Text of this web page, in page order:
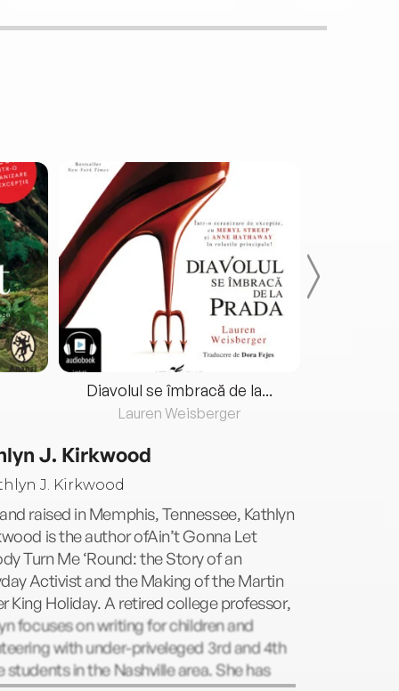
Diavolul se îmbracă de la...
Lauren Weisberger
J. Kirkwood
raised in Memphis, Tennessee, Kathlyn
is the author ofAin’t Gonna Let
Turn Me ‘Round: the Story of an
Activist and the Making of the Martin
King Holiday. A retired college professor,
focuses on writing for children and
with under-priveleged 3rd and 4th
students in the Nashville area. She has